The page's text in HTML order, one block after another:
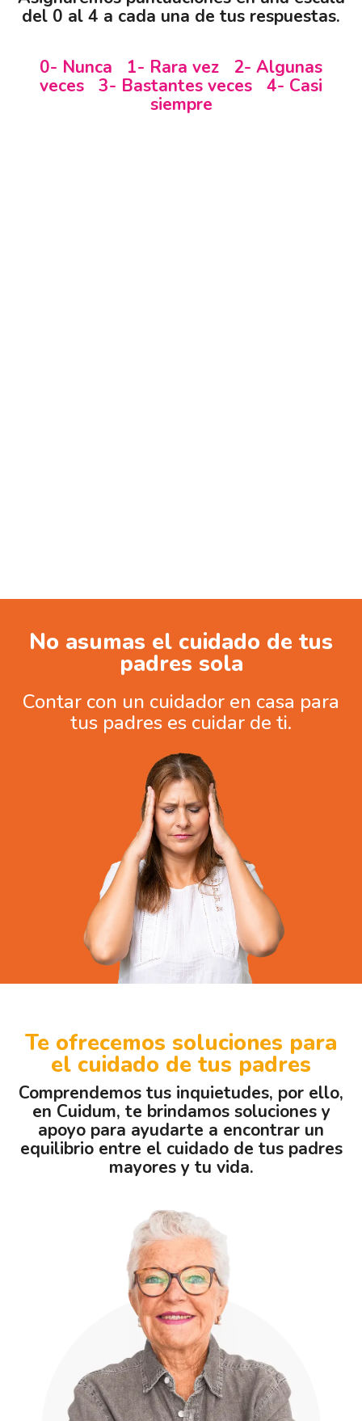
del 0 al 4 a cada una de tus respuestas.
0- Nunca 1- Rara vez 2- Algunas
veces 3- Bastantes veces 4- Casi
siempre
No asumas el cuidado de tus
padres sola
Contar con un cuidador en casa para
tus padres es cuidar de ti.
Te ofrecemos soluciones para
el cuidado de tus padres
Comprendemos tus inquietudes, por ello,
en Cuidum, te brindamos soluciones y
apoyo para ayudarte a encontrar un
equilibrio entre el cuidado de tus padres
mayores y tu vida.